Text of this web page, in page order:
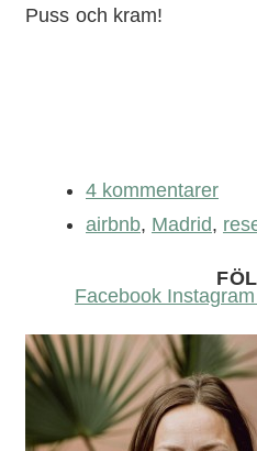
Puss och kram!
4 kommentarer
airbnb, Madrid,
Facebook Instagram